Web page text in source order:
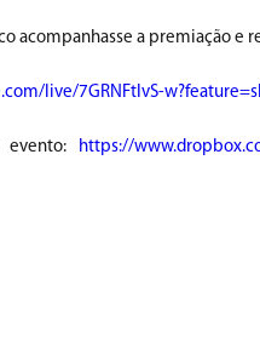
acompanhasse a premiação e
live/7GRNFtIvS-
https://